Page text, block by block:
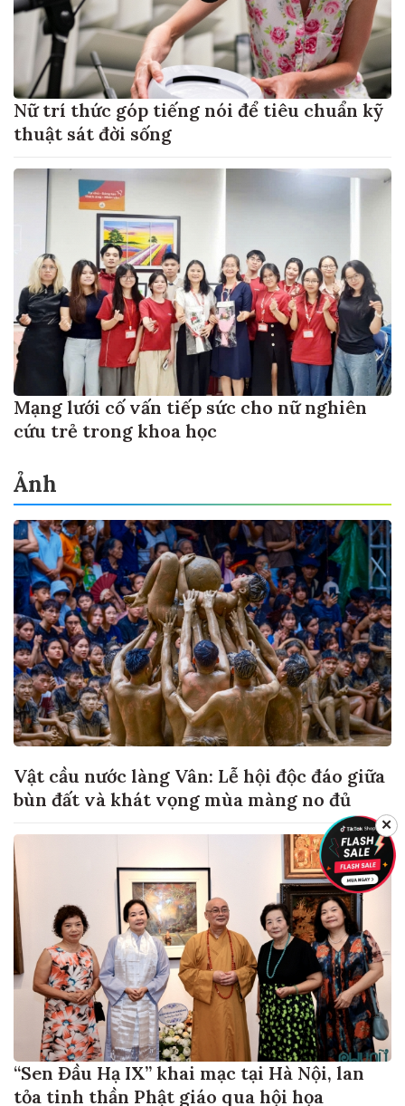
Nữ trí thức góp tiếng nói để tiêu chuẩn kỹ
thuật sát đời sống
Mạng lưới cố vấn tiếp sức cho nữ nghiên
cứu trẻ trong khoa học
Ảnh
Vật cầu nước làng Vân: Lễ hội độc đáo giữa
bùn đất và khát vọng mùa màng no đủ
“Sen Đầu Hạ IX” khai mạc tại Hà Nội, lan
tỏa tinh thần Phật giáo qua hội họa
✕